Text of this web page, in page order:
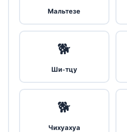
Мальтезе
🐕
Ши-тцу
🐕
Чихуахуа